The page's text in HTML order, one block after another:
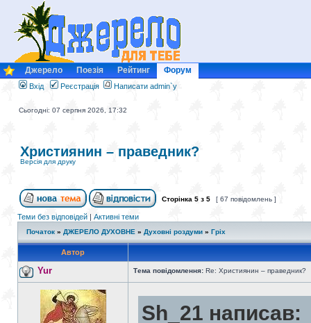
Джерело Поезія Рейтинг Форум
Вхід Реєстрація Написати admin`у
Сьогодні: 07 серпня 2026, 17:32
Християнин – праведник?
Версія для друку
Сторінка 5 з 5 [ 67 повідомлень ]
Теми без відповідей | Активні теми
Початок » ДЖЕРЕЛО ДУХОВНЕ » Духовні роздуми » Гріх
Автор
Yur Тема повідомлення: Re: Християнин – праведник?
Sh_21 написав: